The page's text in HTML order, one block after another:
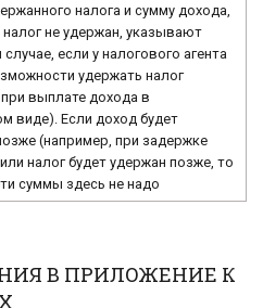
налога и сумму дохода,
налог не удержан, указывают
если у налогового агента
удержать налог
выплате дохода в
виде). Если доход будет
(например, при задержке
налог будет удержан позже, то
суммы здесь не надо
В ПРИЛОЖЕНИЕ К